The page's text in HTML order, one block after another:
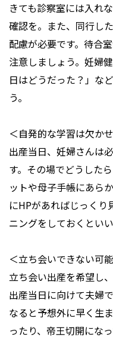
きても診察室には入れ
確認を。また、同行し
配慮が必要です。待合
注意しましょう。妊婦
日はどうだった？」な
う。
＜自発的な学習は欠か
出産当日、妊婦さんは
す。その場でどうした
ットや母子手帳にあら
にHPがあればじっくり
ニングをしておくといい
＜立ち会いできない可
立ち会い出産を希望し
出産当日に向けて夫婦
なると予想外に早く生
ったり、帝王切開にな